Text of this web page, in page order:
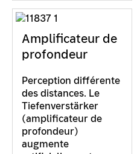
Amplificateur de
profondeur
Perception différente
des distances. Le
Tiefenverstärker
(amplificateur de
profondeur)
augmente